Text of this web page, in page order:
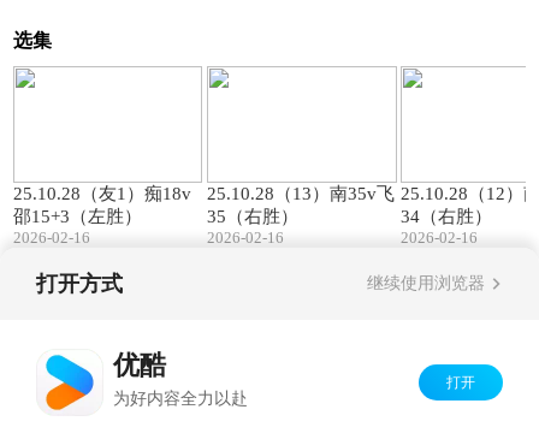
选集
25.10.28（友1）痴18v
邵15+3（左胜）
2026-02-16
25.10.28（13）南35v飞
35（右胜）
2026-02-16
25.10.28（12）
34（右胜）
2026-02-16
打开方式 继续使用浏览器
优酷
为好内容全力以赴
打开